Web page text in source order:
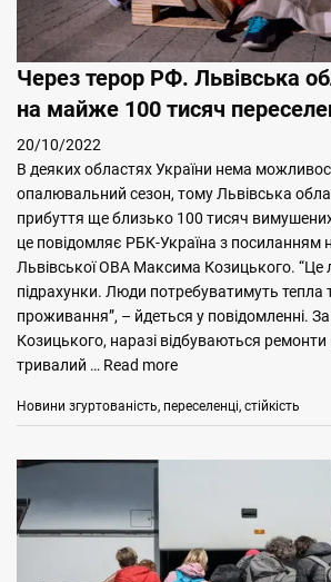
Через терор РФ. Львівська
на майже 100 тисяч
20/10/2022
В деяких областях України нема
опалювальний сезон, тому Львівська
прибуття ще близько 100 тисяч
це повідомляє РБК-Україна з посиланням
Львівської ОВА Максима Козицького. “Це
підрахунки. Люди потребуватимуть тепла
проживання”, – йдеться у повідомленні.
Козицького, наразі відбуваються ремонти
тривалий … Read more
Categories
Новини Tags
згуртованість, переселенці, стійкість